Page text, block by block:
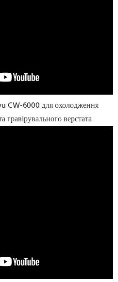
CW-6000 для охолодження
гравірувального верстата